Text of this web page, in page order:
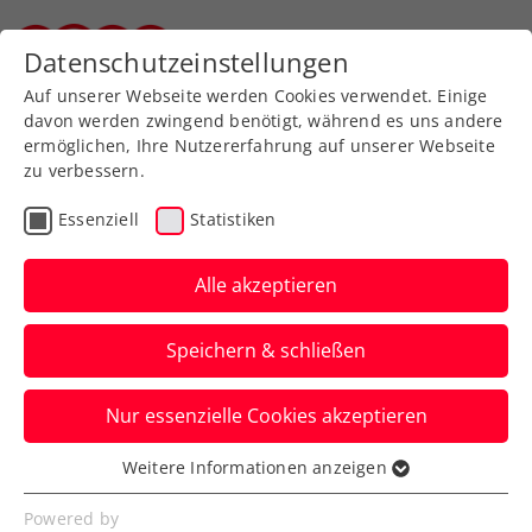
Zurück zur Newsübersicht
Turniere
Danube Upper Austria
Open powered by SKE:
Neumayer verpasst Finale
Der Ex-Weltranglisten-36. Roman Safiullin
wird dem ÖTV-Ass beim ATP-Challenger
in Mauthausen zum Verhängnis.
Verfasst von: Presseaussendung / Redaktion, 02.05.2026
Datenschutzeinstellungen
Auf unserer Webseite werden Cookies verwendet. Einige
davon werden zwingend benötigt, während es uns andere
ermöglichen, Ihre Nutzererfahrung auf unserer Webseite
zu verbessern.
Essenziell Statistiken
Alle akzeptieren
Speichern & schließen
Nur essenzielle Cookies akzeptieren
Essenziell
Essenzielle Cookies werden für grundlegende
Weitere Informationen anzeigen
Powered by